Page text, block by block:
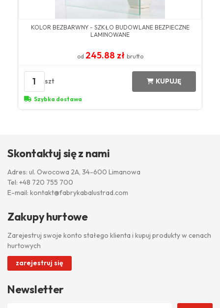
KOLOR BEZBARWNY​ - SZKŁO BUDOWLANE BEZPIECZNE
LAMINOWANE
od 245.88 zł brutto
1 szt KUPUJĘ
Szybka dostawa
Skontaktuj się z nami
Adres: ul. Owocowa 2A, 34-600 Limanowa
Tel: +48 720 755 700
E-mail: kontakt@fabrykabalustrad.com
Zakupy hurtowe
Zarejestruj swoje konto stałego klienta i kupuj produkty w cenach
hurtowych
zarejestruj się
Newsletter